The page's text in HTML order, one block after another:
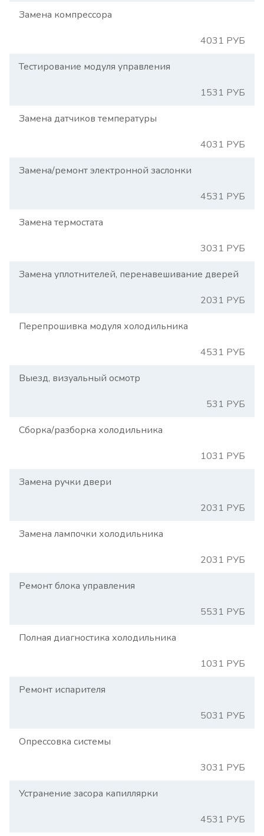
Замена компрессора
4031 РУБ
Тестирование модуля управления
1531 РУБ
Замена датчиков температуры
4031 РУБ
Замена/ремонт электронной заслонки
4531 РУБ
Замена термостата
3031 РУБ
Замена уплотнителей, перенавешивание дверей
2031 РУБ
Перепрошивка модуля холодильника
4531 РУБ
Выезд, визуальный осмотр
531 РУБ
Сборка/разборка холодильника
1031 РУБ
Замена ручки двери
2031 РУБ
Замена лампочки холодильника
2031 РУБ
Ремонт блока управления
5531 РУБ
Полная диагностика холодильника
1031 РУБ
Ремонт испарителя
5031 РУБ
Опрессовка системы
3031 РУБ
Устранение засора капиллярки
4531 РУБ